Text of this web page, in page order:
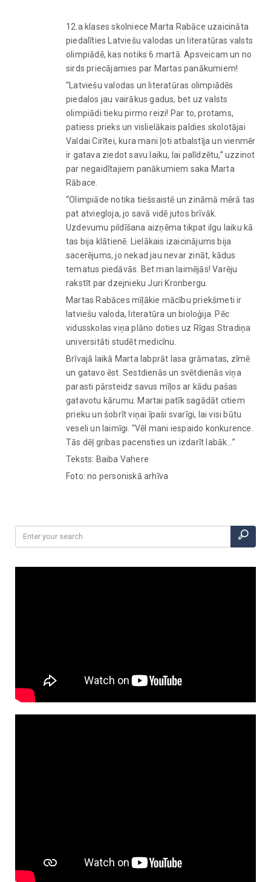
12.a klases skolniece Marta Rabāce uzaicināta
piedalīties Latviešu valodas un literatūras valsts
olimpiādē, kas notiks 6.martā. Apsveicam un no
sirds priecājamies par Martas panākumiem!
“Latviešu valodas un literatūras olimpiādēs
piedalos jau vairākus gadus, bet uz valsts
olimpiādi tieku pirmo reizi! Par to, protams,
patiess prieks un vislielākais paldies skolotājai
Valdai Cirītei, kura mani ļoti atbalstīja un vienmēr
ir gatava ziedot savu laiku, lai palīdzētu,” uzzinot
par negaidītajiem panākumiem saka Marta
Rābace.
“Olimpiāde notika tiešsaistē un zināmā mērā tas
pat atviegloja, jo savā vidē jutos brīvāk.
Uzdevumu pildīšana aizņēma tikpat ilgu laiku kā
tas bija klātienē. Lielākais izaicinājums bija
sacerējums, jo nekad jau nevar zināt, kādus
tematus piedāvās. Bet man laimējās! Varēju
rakstīt par dzejnieku Juri Kronbergu.
Martas Rabāces mīļākie mācību priekšmeti ir
latviešu valoda, literatūra un bioloģija. Pēc
vidusskolas viņa plāno doties uz Rīgas Stradiņa
universitāti studēt medicīnu.
Brīvajā laikā Marta labprāt lasa grāmatas, zīmē
un gatavo ēst. Sestdienās un svētdienās viņa
parasti pārsteidz savus mīļos ar kādu pašas
gatavotu kārumu. Martai patīk sagādāt citiem
prieku un šobrīt viņai īpaši svarīgi, lai visi būtu
veseli un laimīgi. “Vēl mani iespaido konkurence.
Tās dēļ gribas pacensties un izdarīt labāk…”
Teksts: Baiba Vahere
Foto: no personiskā arhīva